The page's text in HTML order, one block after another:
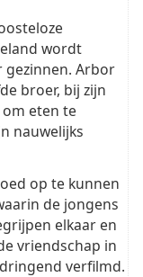
wordt
Arbor
broer, bij zijn
eten te
nauwelijks
op te kunnen
de jongens
elkaar en
vriendschap in
verfilmd.